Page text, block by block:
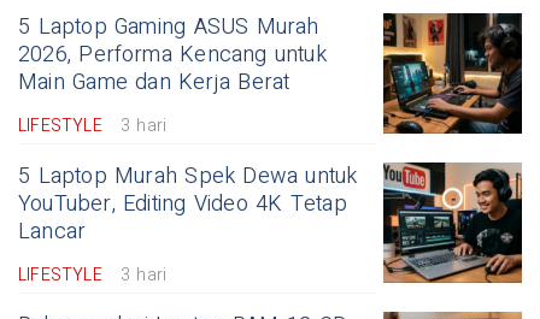
5 Laptop Gaming ASUS Murah
2026, Performa Kencang untuk
Main Game dan Kerja Berat
LIFESTYLE 3 hari
5 Laptop Murah Spek Dewa untuk
YouTuber, Editing Video 4K Tetap
Lancar
LIFESTYLE 3 hari